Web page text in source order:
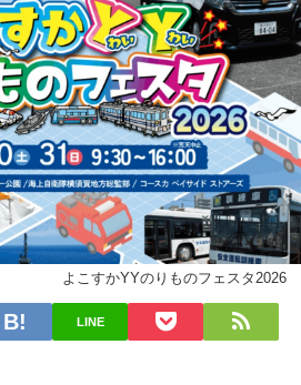
よこすかYYのりものフェスタ2026
LINE